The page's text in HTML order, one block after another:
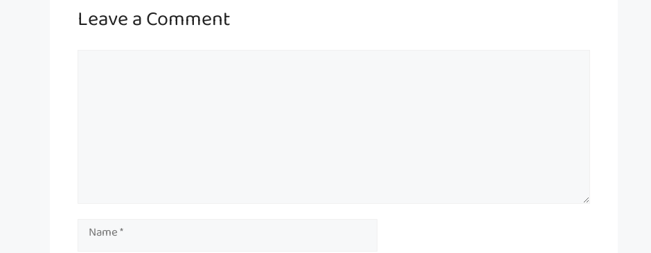
Leave a Comment
Name